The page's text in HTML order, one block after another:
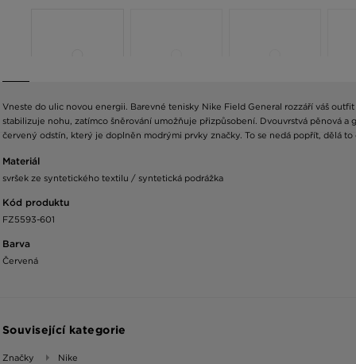
Vneste do ulic novou energii. Barevné tenisky Nike Field General rozzáří váš
stabilizuje nohu, zatímco šněrování umožňuje přizpůsobení. Dvouvrstvá pěnová
červený odstín, který je doplněn modrými prvky značky. To se nedá popřít, dělá to
Materiál
svršek ze syntetického textilu / syntetická podrážka
Kód produktu
FZ5593-601
Barva
Červená
Související kategorie
Značky
Nike